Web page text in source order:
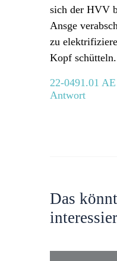
sich der HVV
Ansge
zu
Kopf schütteln.
22-0491.01
Antwort
Das